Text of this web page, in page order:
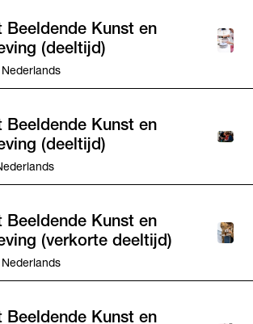
Beeldende Kunst en
(deeltijd)
Beeldende Kunst en
(deeltijd)
Beeldende Kunst en
(verkorte deeltijd)
Beeldende Kunst en